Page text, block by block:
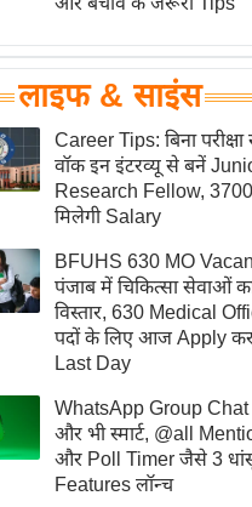
टेक्नॉलॉजी
ब्यूटी/फैशन
घरेलू नुस्खे
पर्यटन स्थल
फिटनेस मंत्रा
रिलेशनशिप
विश्लेषण
समसामयिक
मातृभूमि
स्तंभ
एम.
आर.
लाइफ & साइंस
Career Tips: बिना परीक्षा
वॉक इन इंटरव्यू से बनें
Research Fellow,
मिलेगी Salary
BFUHS 630 MO
पंजाब में चिकित्सा सेवाओं
विस्तार, 630 Medical
पदों के लिए आज Apply
Last Day
WhatsApp Group Chat
और भी स्मार्ट, @all
और Poll Timer जैसे 3
Features लॉन्च